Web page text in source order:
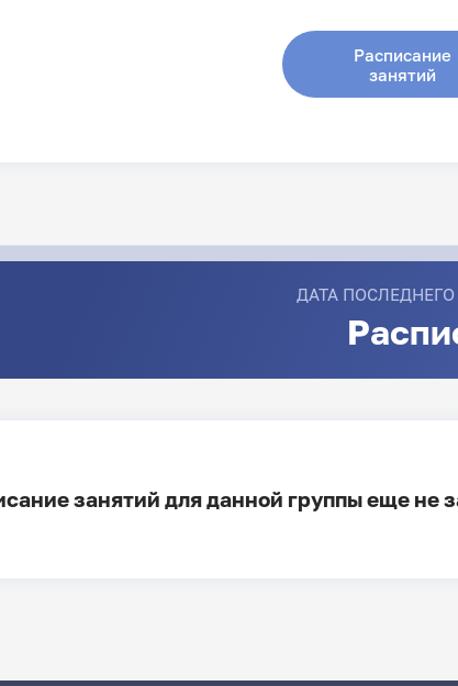
Расписание
занятий
ДАТА
занятий для данной группы еще не